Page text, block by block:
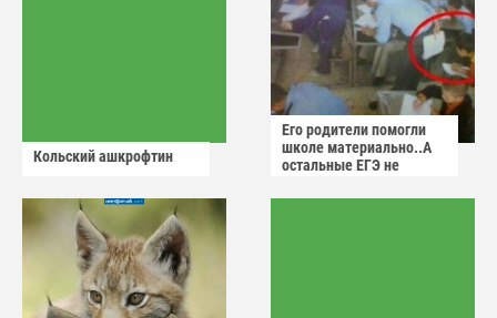
Кольский ашкрофтин
Его родители помогли
школе материально..А
остальные ЕГЭ не